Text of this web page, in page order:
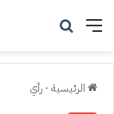
القائمة
الرئيسية - رأي